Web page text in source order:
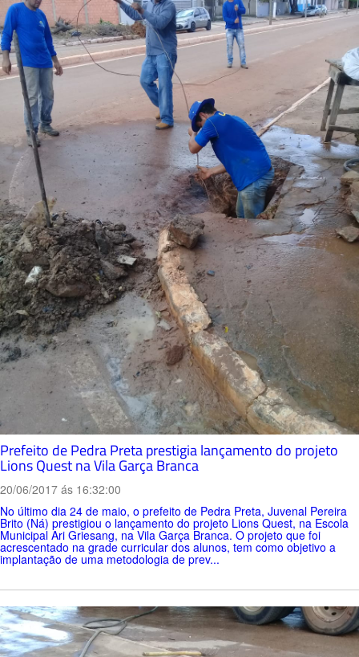
Prefeito de Pedra Preta prestigia lançamento do projeto
Lions Quest na Vila Garça Branca
20/06/2017 ás 16:32:00
No último dia 24 de maio, o prefeito de Pedra Preta, Juvenal Pereira
Brito (Ná) prestigiou o lançamento do projeto Lions Quest, na Escola
Municipal Ari Griesang, na Vila Garça Branca. O projeto que foi
acrescentado na grade curricular dos alunos, tem como objetivo a
implantação de uma metodologia de prev...